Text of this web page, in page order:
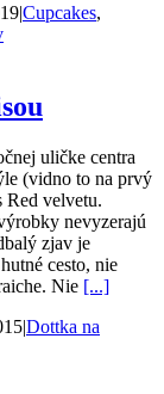
|Cupcakes,
uličke centra
(vidno to na prvý
Red velvetu.
nevyzerajú
zjav je
cesto, nie
Nie [...]
|Dottka na